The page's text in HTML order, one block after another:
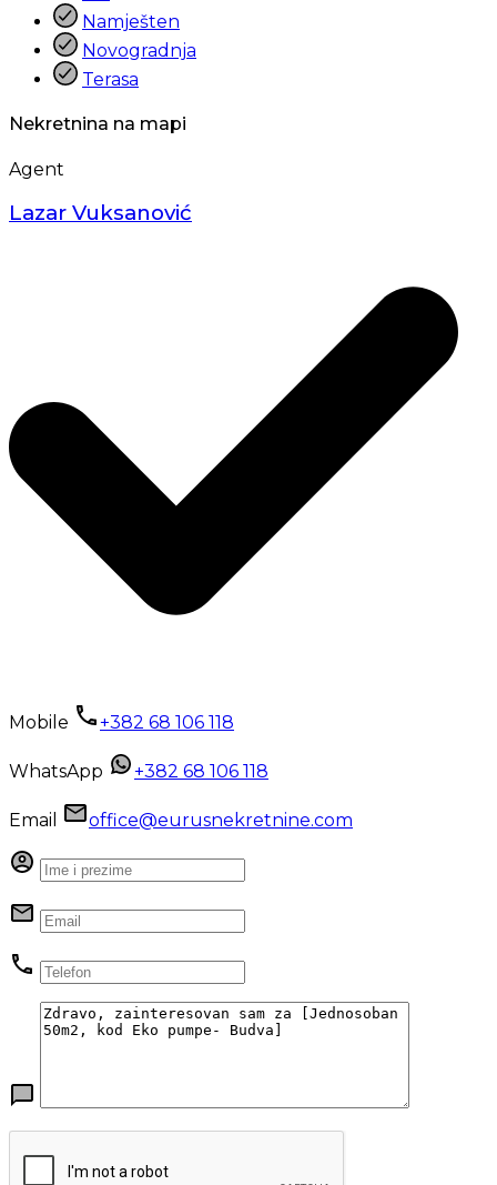
Namješten
Novogradnja
Terasa
Nekretnina na mapi
Agent
Lazar Vuksanović
Mobile +382 68 106 118
WhatsApp +382 68 106 118
Email office@eurusnekretnine.com